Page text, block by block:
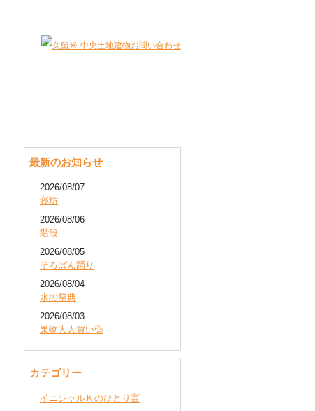
最新のお知らせ
2026/08/07
寝坊
2026/08/06
階段
2026/08/05
そろばん踊り
2026/08/04
水の祭典
2026/08/03
果物大人買い💦
カテゴリー
イニシャルＫのひとり言